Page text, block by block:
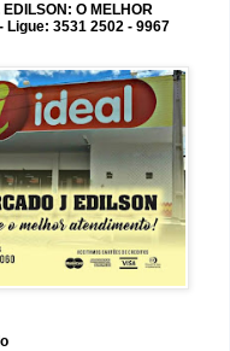
O MELHOR
Ligue: 3531 2502 - 9967